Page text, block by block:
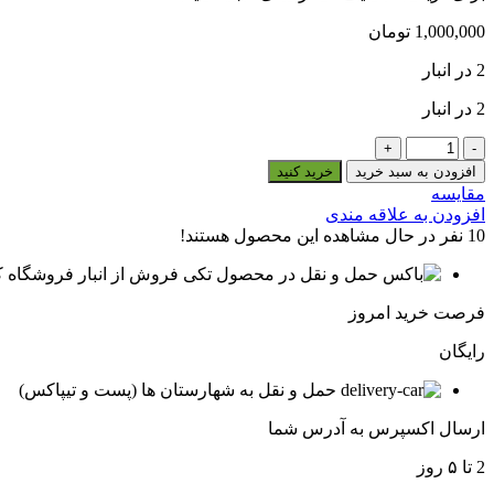
1,000,000 تومان
2 در انبار
2 در انبار
برگه
راست
ماساژ
ساق
پا
ماساژور
پا
مدل
افزودن به سبد خرید خرید کنید
مقایسه
افزودن به علاقه مندی
10 نفر در حال مشاهده این محصول هستند!
فروش از انبار فروشگاه
فرصت خرید امروز
رایگان
حمل و نقل به شهارستان ها (پست و تیپاکس)
ارسال اکسپرس به آدرس شما
2 تا ۵ روز